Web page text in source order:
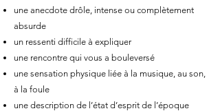
une anecdote drôle, intense ou complètement
absurde
un ressenti difficile à expliquer
une rencontre qui vous a bouleversé
une sensation physique liée à la musique, au son,
à la foule
une description de l’état d’esprit de l’époque